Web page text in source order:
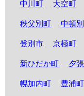
中川町 大空町
秩父別町 中頓
登別市 京極町
新ひだか町 夕
幌加内町 豊浦町